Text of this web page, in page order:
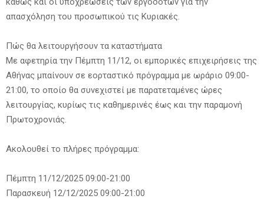
απασχόληση του προσωπικού τις Κυριακές.
Πώς θα λειτουργήσουν τα καταστήματα
Με αφετηρία την Πέμπτη 11/12, οι εμπορικές επιχειρήσεις της
Αθήνας μπαίνουν σε εορταστικό πρόγραμμα με ωράριο 09:00-
21:00, το οποίο θα συνεχιστεί με παρατεταμένες ώρες
λειτουργίας, κυρίως τις καθημερινές έως και την παραμονή
Πρωτοχρονιάς.
Ακολουθεί το πλήρες πρόγραμμα:
Πέμπτη 11/12/2025 09:00-21:00
Παρασκευή 12/12/2025 09:00-21:00